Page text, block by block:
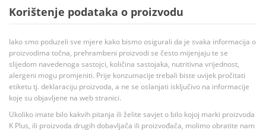
Korištenje podataka o proizvodu
Iako smo poduzeli sve mjere kako bismo osigurali da je svaka informacija o
proizvodima točna, prehrambeni proizvodi se često mijenjaju te se
slijedom navedenoga sastojci, količina sastojaka, nutritivna vrijednost,
alergeni mogu promjeniti. Prije konzumacije trebali biste uvijek pročitati
etiketu tj. deklaraciju proizvoda, a ne se oslanjati isključivo na informacije
koje su objavljene na web stranici.
Ukoliko imate bilo kakvih pitanja ili želite savjet o bilo kojoj marki proizvoda
K Plus, ili proizvoda drugih dobavljača ili proizvođača, molimo obratite nam